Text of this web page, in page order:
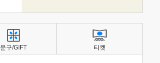
문구/GIFT 티켓